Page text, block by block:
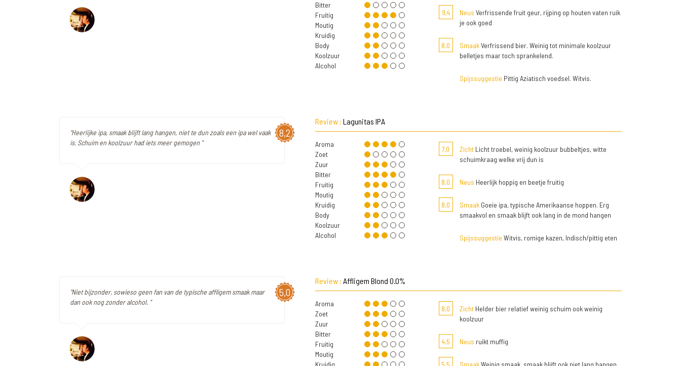
Bitter
Fruitig
Moutig
Kruidig
Body
Koolzuur
Alcohol
9,4 Neus Verfrissende fruit geur, rijping op houten vaten ruik
je ook goed
8,0 SmaakVerfrissend bier. Weinig tot minimale koolzuur
belletjes maar toch sprankelend.
Spijssuggestie Pittig Aziatisch voedsel. Witvis.
8,2
"Heerlijke ipa, smaak blijft lang hangen, niet te dun zoals een ipa wel vaak
is. Schuim en koolzuur had iets meer gemogen "
Review : Lagunitas IPA
Aroma
Zoet
Zuur
Bitter
Fruitig
Moutig
Kruidig
Body
Koolzuur
Alcohol
7,0 ZichtLicht troebel, weinig koolzuur bubbeltjes, witte
schuimkraag welke vrij dun is
8,0 Neus Heerlijk hoppig en beetje fruitig
8,0 SmaakGoeie ipa, typische Amerikaanse hoppen. Erg
smaakvol en smaak blijft ook lang in de mond hangen
Spijssuggestie Witvis, romige kazen, Indisch/pittig eten
5,0
"Niet bijzonder, sowieso geen fan van de typische affligem smaak maar
dan ook nog zonder alcohol. "
Review : Affligem Blond 0.0%
Aroma
Zoet
Zuur
Bitter
Fruitig
Moutig
Kruidig
8,0 ZichtHelder bier relatief weinig schuim ook weinig
koolzuur
4,5 Neus ruikt muffig
5,5 SmaakWeinig smaak, smaak blijft ook niet lang hangen.